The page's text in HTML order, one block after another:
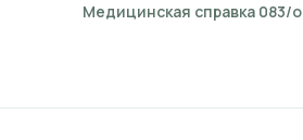
Медицинская справка 083/о